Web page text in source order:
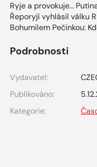
Ryje a provokuje...
Řeporyjí vyhlásil válku
Bohumilem Pečinkou:
Podrobnosti
Vydavatel:
Publikováno:
Kategorie: